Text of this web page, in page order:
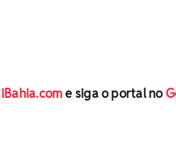
iBahia.come siga o portal no